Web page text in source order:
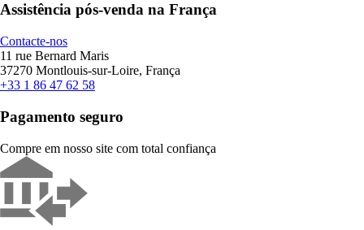
Assistência pós-venda na França
Contacte-nos
11 rue Bernard Maris
37270 Montlouis-sur-Loire, França
+33 1 86 47 62 58
Pagamento seguro
Compre em nosso site com total confiança